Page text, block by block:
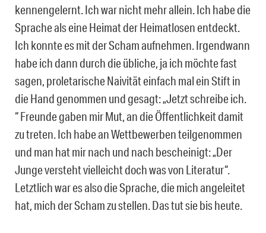
kennengelernt. Ich war nicht mehr allein. Ich habe die
Sprache als eine Heimat der Heimatlosen entdeckt.
Ich konnte es mit der Scham aufnehmen. Irgendwann
habe ich dann durch die übliche, ja ich möchte fast
sagen, proletarische Naivität einfach mal ein Stift in
die Hand genommen und gesagt: „Jetzt schreibe ich.
“ Freunde gaben mir Mut, an die Öffentlichkeit damit
zu treten. Ich habe an Wettbewerben teilgenommen
und man hat mir nach und nach bescheinigt: „Der
Junge versteht vielleicht doch was von Literatur“.
Letztlich war es also die Sprache, die mich angeleitet
hat, mich der Scham zu stellen. Das tut sie bis heute.